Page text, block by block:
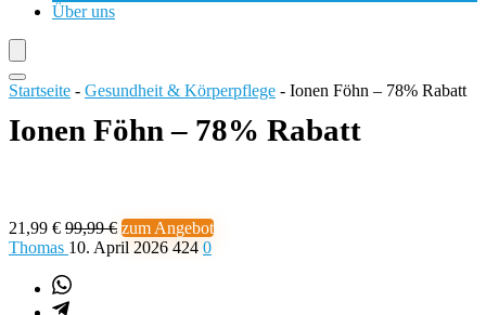
Über uns
Startseite - Gesundheit & Körperpflege - Ionen Föhn – 78% Rabatt
Ionen Föhn – 78% Rabatt
21,99 € 99,99 € zum Angebot
Thomas 10. April 2026 424 0